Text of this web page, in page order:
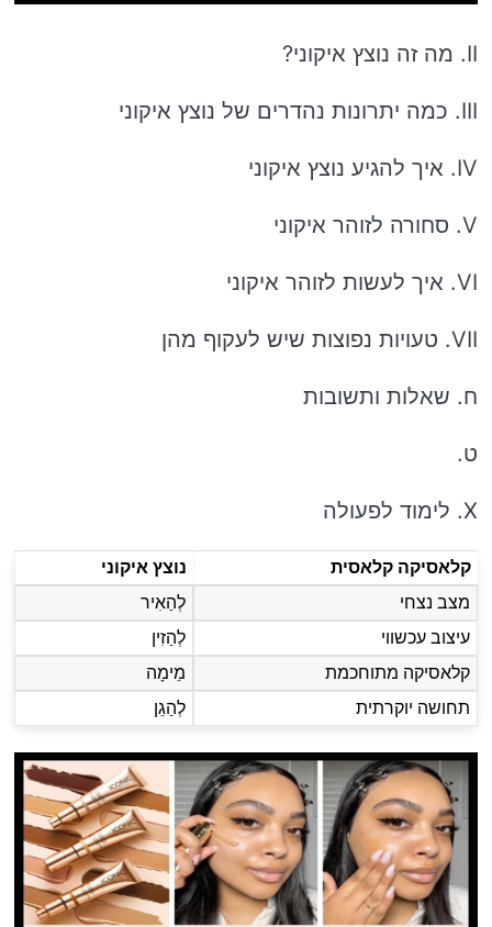
II. מה זה נוצץ איקוני?
III. כמה יתרונות נהדרים של נוצץ איקוני
IV. איך להגיע נוצץ איקוני
V. סחורה לזוהר איקוני
VI. איך לעשות לזוהר איקוני
VII. טעויות נפוצות שיש לעקוף מהן
ח. שאלות ותשובות
ט.
X. לימוד לפעולה
קלאסיקה קלאסית
נוצץ איקוני
מצב נצחי
לְהַאִיר
עיצוב עכשווי
לְהַזִין
קלאסיקה מתוחכמת
מֵימָה
תחושה יוקרתית
לְהַגֵן